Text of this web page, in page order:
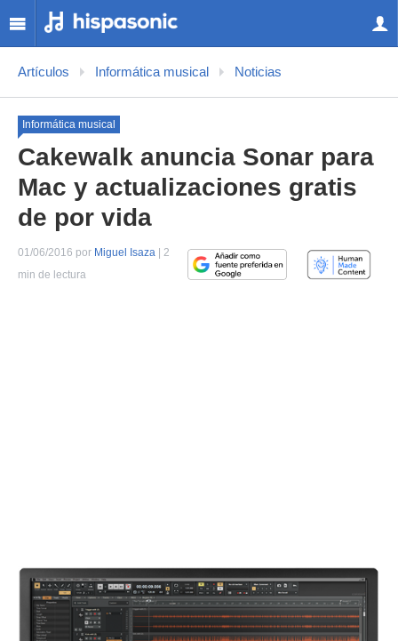
Artículos Informática musical Noticias
Informática musical
Cakewalk anuncia Sonar para
Mac y actualizaciones gratis
de por vida
01/06/2016 por Miguel Isaza | 2
min de lectura